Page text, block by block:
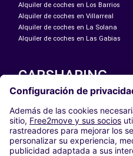
Alquiler de coches en Los Barrios
Alquiler de coches en Villarreal
Alquiler de coches en La Solana
Alquiler de coches en Las Gabias
CARSHARING
NUESTRAS CIUDADES
Paris
Madrid
Washington DC
Milán